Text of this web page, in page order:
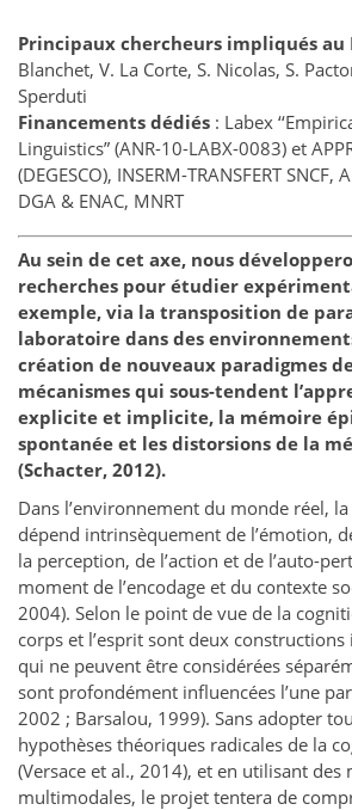
Principaux chercheurs impliqués au
Blanchet, V. La Corte, S. Nicolas, S.
Sperduti
Financements dédiés : Labex
Linguistics” (ANR-10-LABX-0083) et
(DEGESCO), INSERM-TRANSFERT SNCF,
DGA & ENAC, MNRT
Au sein de cet axe, nous
recherches pour étudier
exemple, via la transposition de
laboratoire dans des
création de nouveaux paradigmes
mécanismes qui sous-tendent
explicite et implicite, la mémoire
spontanée et les distorsions de la
(Schacter, 2012).
Dans l’environnement du monde réel,
dépend intrinsèquement de l’émotion,
la perception, de l’action et de l’auto-
moment de l’encodage et du contexte
2004). Selon le point de vue de la
corps et l’esprit sont deux constructions
qui ne peuvent être considérées
sont profondément influencées l’une
2002 ; Barsalou, 1999). Sans adopter
hypothèses théoriques radicales de la
(Versace et al., 2014), et en utilisant des
multimodales, le projet tentera de